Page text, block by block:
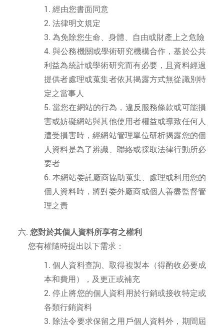
經由您書面同意
法律明文規定
為免除您生命、身體、自由或財產上之危險
與公務機關或學術研究機構合作，基於公共
利益為統計或學術研究而有必要，且資料經過
提供者處理或蒐集者依其揭露方式無從識別特
定之當事人
當您在網站的行為，違反服務條款或可能損
害或妨礙網站與其他使用者權益或導致任何人
遭受損害時，經網站管理單位研析揭露您的個
人資料是為了辨識、聯絡或採取法律行動所必
要者
本網站委託廠商協助蒐集、處理或利用您的
個人資料時，將對委外廠商或個人善盡監督管
理之責
您對於其個人資料所享有之權利
您有權隨時提出以下需求：
個人資料查詢、取得複製本（得酌收必要成
本和費用），及更正或補充
停止將您的個人資料用於行銷或接收特定或
各類行銷資料
除法令要求保留之用戶個人資料外，期間屆